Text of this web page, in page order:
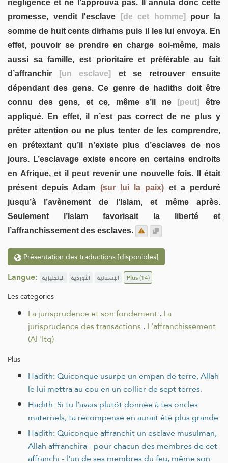
négligence et ne l’approuva pas. Il annula donc cette
promesse, vendit l'esclave
[de cet homme]
pour la
somme de huit cents dirhams puis il les lui envoya. En
effet, pouvoir se prendre en charge soi-même, mais
aussi sa famille, est prioritaire et préférable au fait
d’affranchir
[un esclave]
et se retrouver ensuite
dépendant des gens. Ce genre de hadiths doit être
connu des gens, et ce, même s’il ne
[peut]
être
appliqué. En effet, il n’est pas correct de ne plus y
prêter attention ou ne plus tenter de les comprendre,
en prétextant qu’il n’existe plus d’esclaves de nos
jours. L’esclavage existe encore en certains endroits
en Afrique, et il peut revenir une nouvelle fois. Il était
présent depuis Adam (sur lui la paix) et a perduré
jusqu’à l’avènement de l’Islam, et même après.
Seulement l’Islam favorisait la liberté et
l’affranchissement des esclaves.
Présentation des traductions [disponibles]
Langue: الإنجليزية الأوردية الإسبانية Plus(14)
Les catégories
La jurisprudence et son fondement.La
jurisprudence des transactions.L'affranchissement
(Al 'Itq)
Plus
Hadith: Quiconque usurpe un empan de terre, Allah
le lui mettra au cou en un collier de sept terres.
Hadith: Si tu l’avais plutôt donnée à tes oncles
maternels, ta récompense en aurait été plus grande.
Hadith: Quiconque affranchit un esclave musulman,
Allah affranchira - pour chacun des membres de cet
affranchi - l'un de ses membres du feu, même son